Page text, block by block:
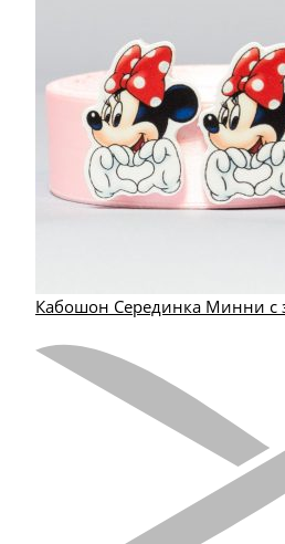
Кабошон Серединка Минни с